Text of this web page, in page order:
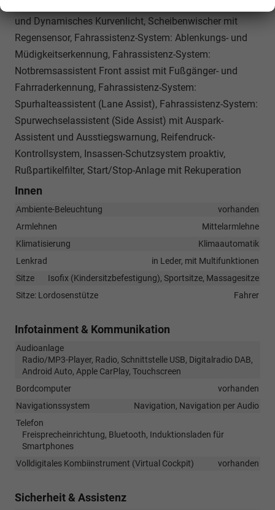
und Dynamisches Kurvenlicht, Scheibenwischer mit
Regensensor, Fahrassistenz-System: Ablenkungs- und
Müdigkeitserkennung, Fahrassistenz-System:
Notbremsassistent Front assist mit Fußgänger- und
Fahrraderkennung, Fahrassistenz-System:
Spurhalteassistent (Lane Assist), Fahrassistenz-System:
Spurwechselassistent (Side Assist) mit Auspark-
Assistent und Ausstiegswarnung, Reifendruck-
Kontrollsystem, Insassen-Schutzsystem proaktiv,
Rußpartikelfilter, Start/Stop-Anlage mit Rekuperation
Innen
Ambiente-Beleuchtung
vorhanden
Armlehnen
Mittelarmlehne
Klimatisierung
Klimaautomatik
Lenkrad
in Leder, mit Multifunktionen
Sitze
Isofix (Kindersitzbefestigung), Sportsitze, Massagesitze
Sitze: Lordosenstütze
Fahrer
Infotainment & Kommunikation
Audioanlage
Radio/MP3-Player, Radio, Schnittstelle USB, Digitalradio DAB,
Android Auto, Apple CarPlay, Touchscreen
Bordcomputer
vorhanden
Navigationssystem
Navigation, Navigation per Audio
Telefon
Freisprecheinrichtung, Bluetooth, Induktionsladen für
Smartphones
Volldigitales Kombiinstrument (Virtual Cockpit)
vorhanden
Sicherheit & Assistenz